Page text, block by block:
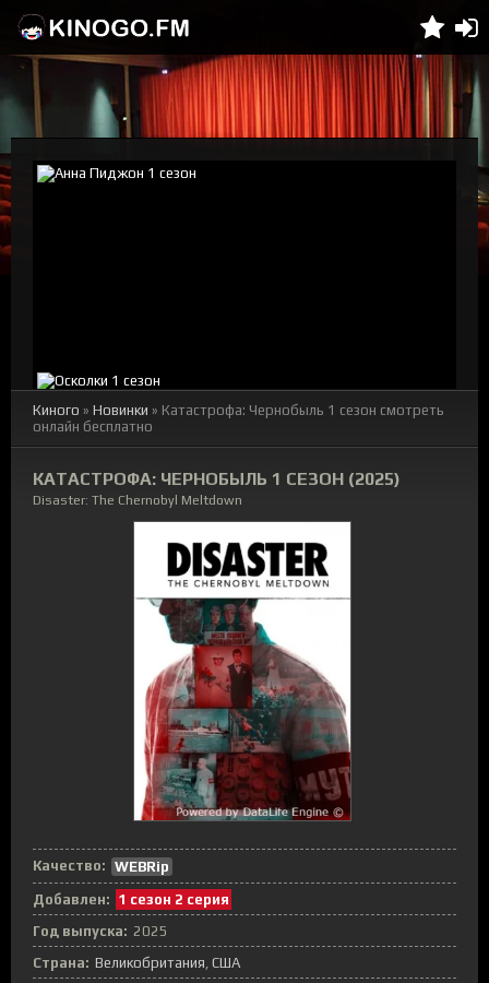
Киного » Новинки » Катастрофа: Чернобыль 1 сезон смотреть
онлайн бесплатно
КАТАСТРОФА: ЧЕРНОБЫЛЬ 1 СЕЗОН (2025)
Disaster: The Chernobyl Meltdown
Качество: WEBRip
Добавлен: 1 сезон 2 серия
Год выпуска: 2025
Страна: Великобритания США